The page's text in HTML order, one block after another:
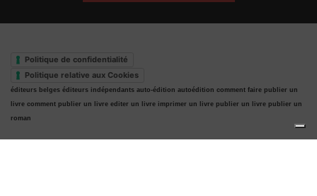
Politique de confidentialité
Politique relative aux Cookies
éditeurs belges éditeurs indépendants auto-édition autoédition comment faire publier un
livre comment publier un livre editer un livre imprimer un livre publier un livre publier un
roman